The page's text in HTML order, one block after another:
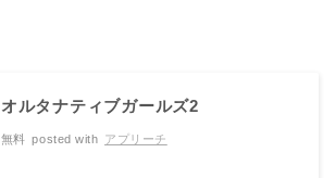
オルタナティブガールズ2
無料 posted with アプリーチ